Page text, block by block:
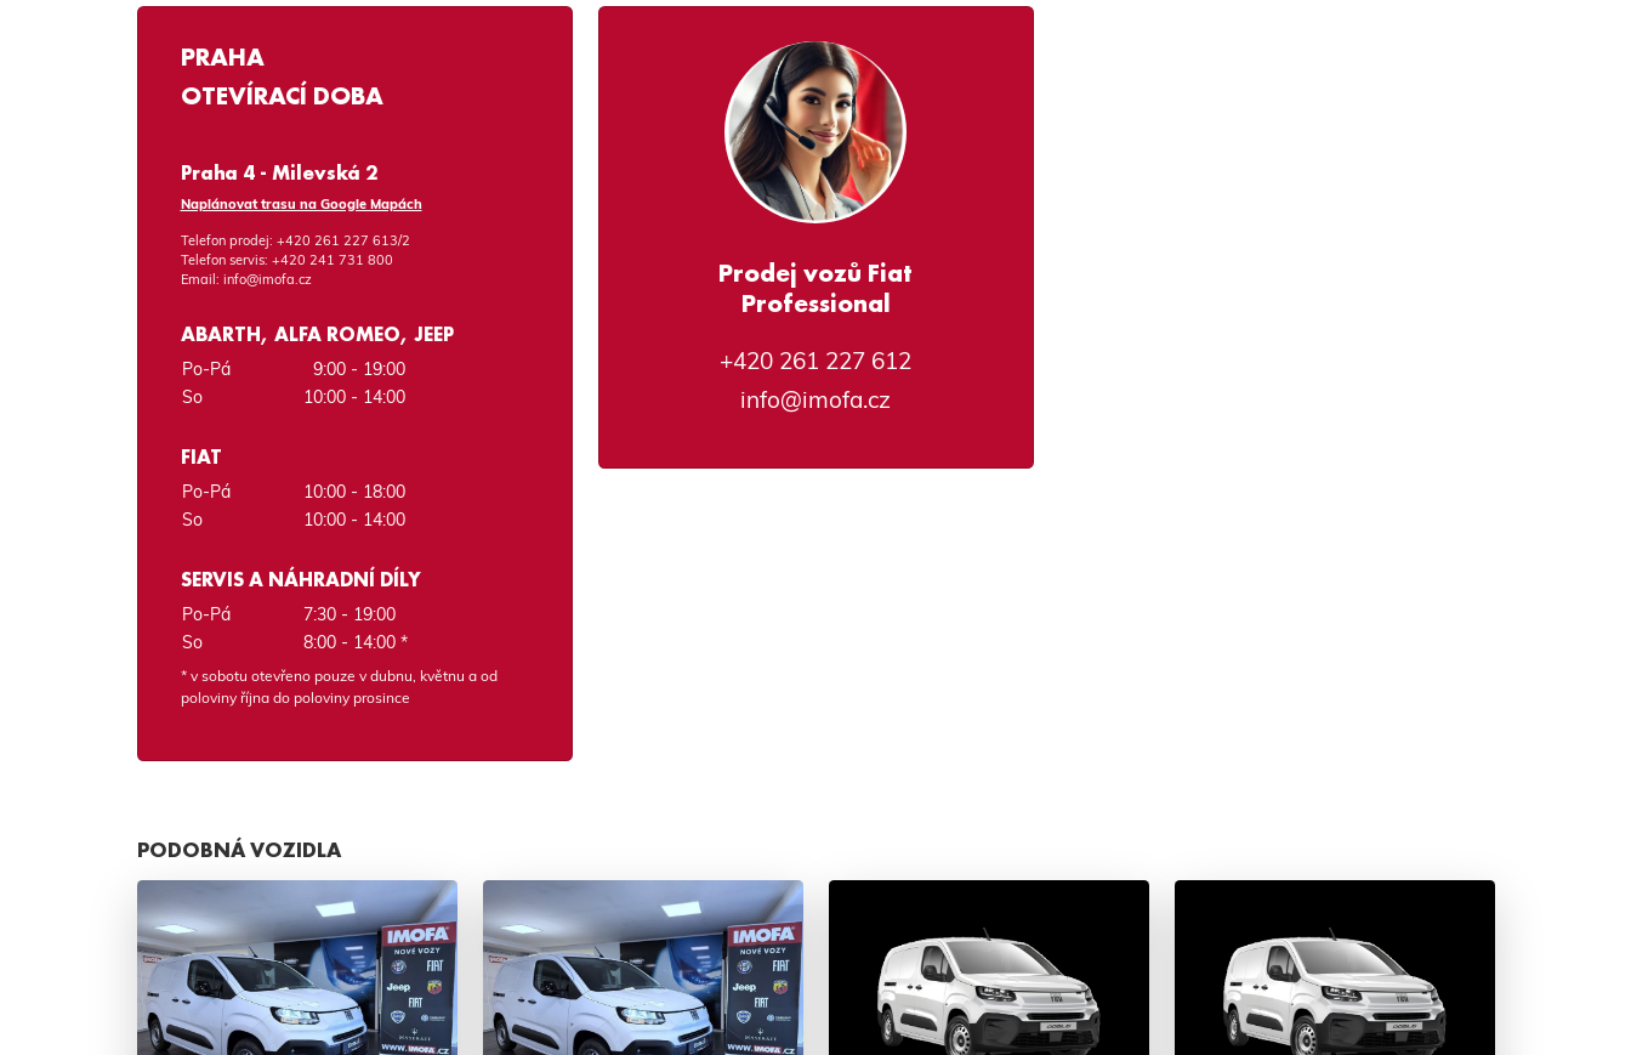
PRAHA
OTEVÍRACÍ DOBA
Praha 4 - Milevská 2
Naplánovat trasu na Google Mapách
Telefon prodej: +420 261 227 613/2
Telefon servis: +420 241 731 800
Email: info@imofa.cz
ABARTH, ALFA ROMEO, JEEP
Po-Pá
9:00 - 19:00
So
10:00 - 14:00
FIAT
Po-Pá
10:00 - 18:00
So
10:00 - 14:00
SERVIS A NÁHRADNÍ DÍLY
Po-Pá
7:30 - 19:00
So
8:00 - 14:00 *
* v sobotu otevřeno pouze v dubnu, květnu a od
poloviny října do poloviny prosince
Prodej vozů Fiat
Professional
+420 261 227 612
info@imofa.cz
PODOBNÁ VOZIDLA